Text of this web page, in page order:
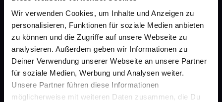
Wir verwenden Cookies, um Inhalte und Anzeigen zu
personalisieren, Funktionen für soziale Medien anbieten
zu können und die Zugriffe auf unsere Webseite zu
analysieren. Außerdem geben wir Informationen zu
Deiner Verwendung unserer Webseite an unsere Partner
für soziale Medien, Werbung und Analysen weiter.
Unsere Partner führen diese Informationen
möglicherweise mit weiteren Daten zusammen, die Du
gesund.de
Über uns
Karriere
Newsletter
Barrierefreiheitserklärung